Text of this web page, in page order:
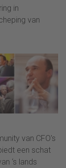
in
van
van CFO's
een schat
‘s lands